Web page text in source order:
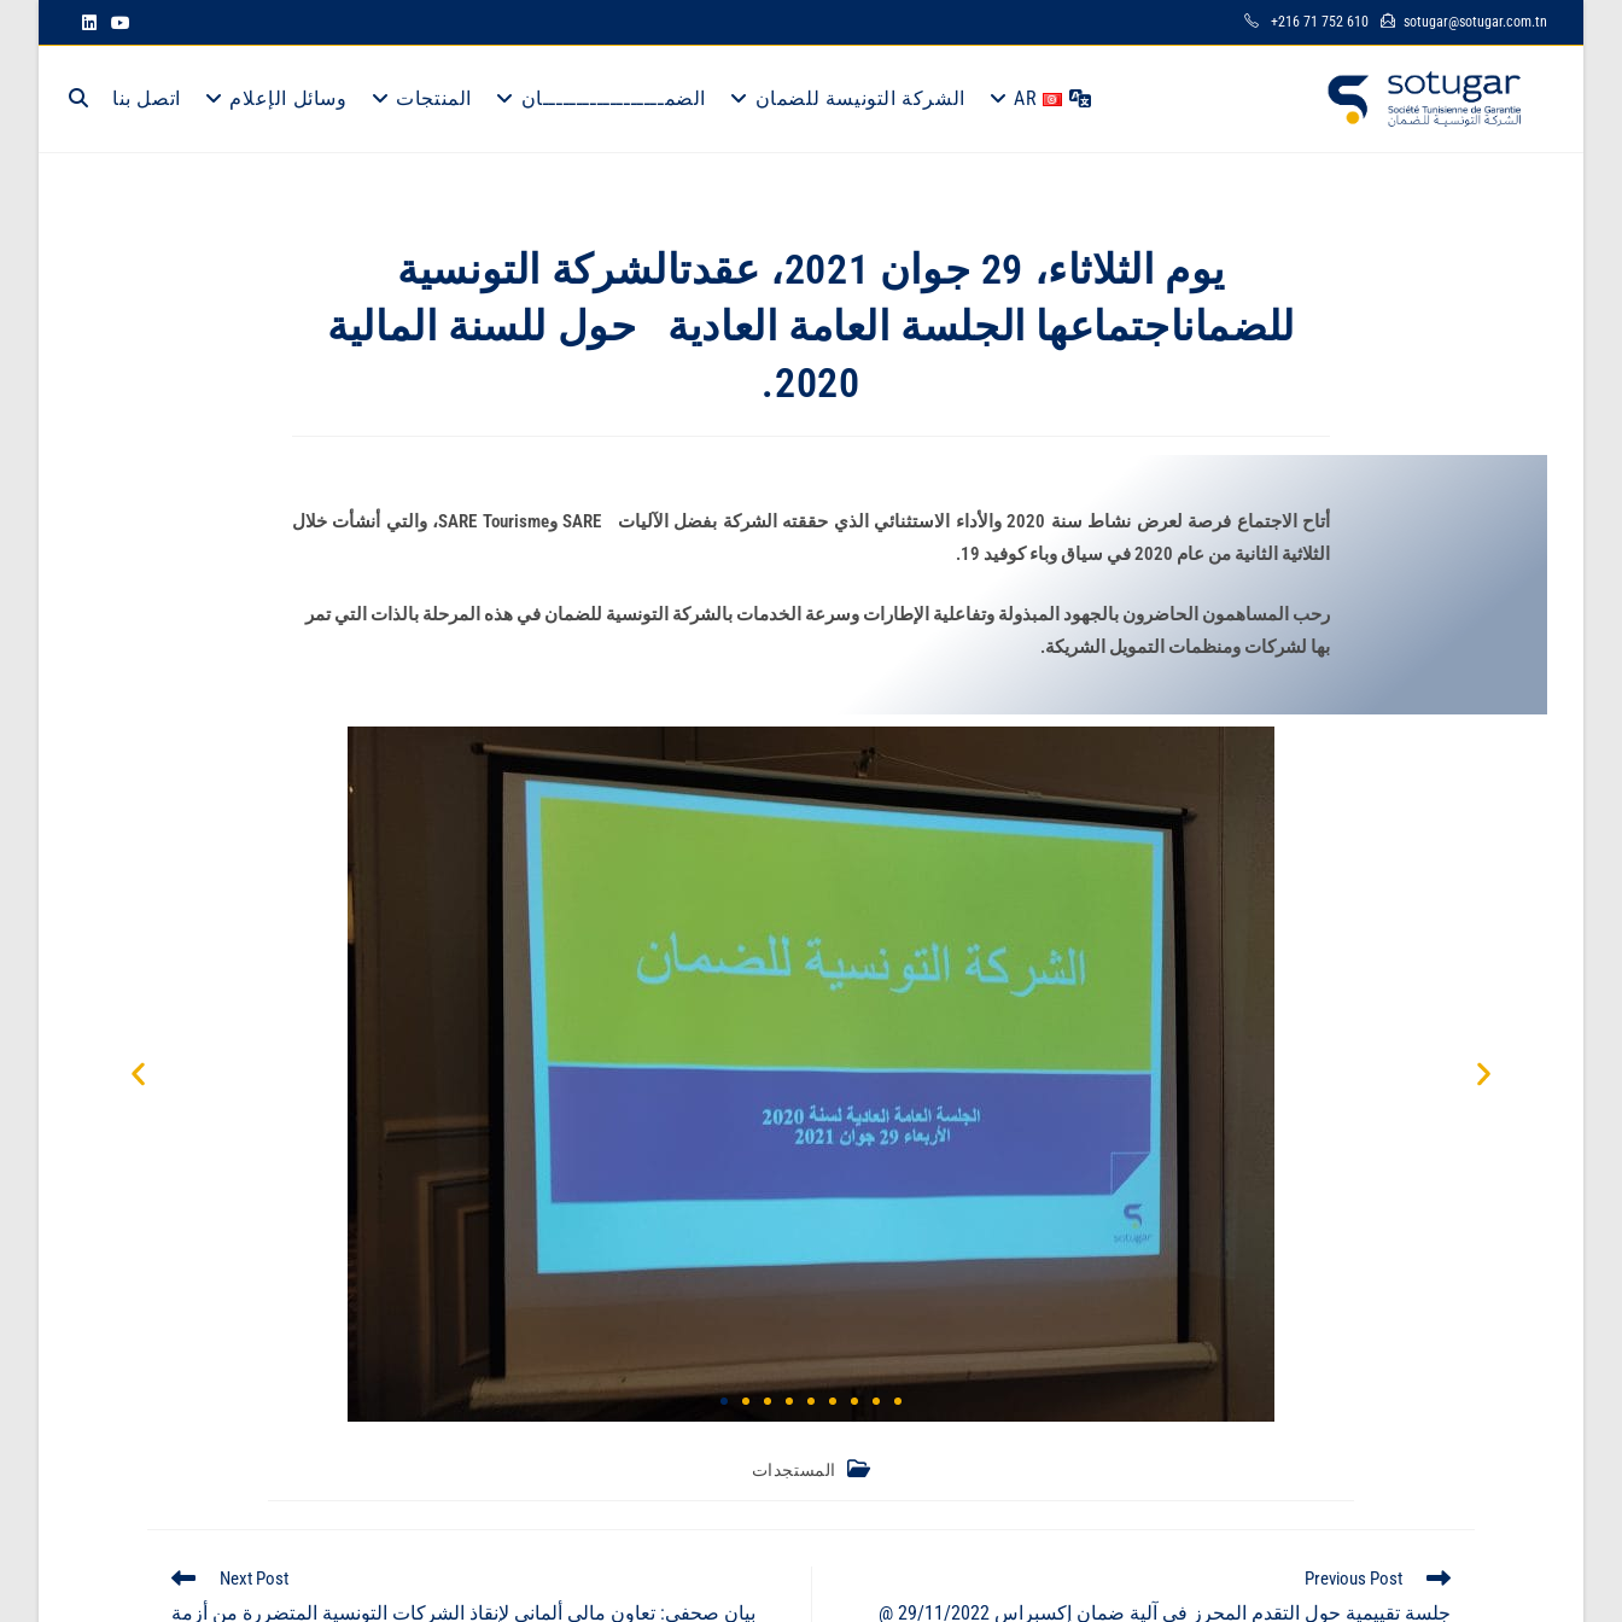
+216 71 752 610 sotugar@sotugar.com.tn
AR الشركة التونيسة للضمان الضمــــــــــــــــــان المنتجات وسائل الإعلام اتصل بنا
يوم الثلاثاء، 29 جوان 2021، عقدتالشركة التونسية
للضماناجتماعها الجلسة العامة العادية حول للسنة المالية
2020.
أتاح الاجتماع فرصة لعرض نشاط سنة 2020 والأداء الاستثنائي الذي حققته الشركة بفضل الآليات SAREوSARE Tourisme، والتي أنشأت خلال
الثلاثية الثانية من عام 2020 في سياق وباء كوفيد 19
.
رحب المساهمون الحاضرون بالجهود المبذولة وتفاعلية الإطارات وسرعة الخدمات بالشركة التونسية للضمان في هذه المرحلة بالذات التي تمر
بها لشركات ومنظمات التمويل الشريكة.
المستجدات
Previous Post
جلسة تقييمية حول التقدم المحرز في آلية ضمان إكسبراس 29/11/2022 @
Next Post
بيان صحفي: تعاون مالي ألماني لإنقاذ الشركات التونسية المتضررة من أزمة